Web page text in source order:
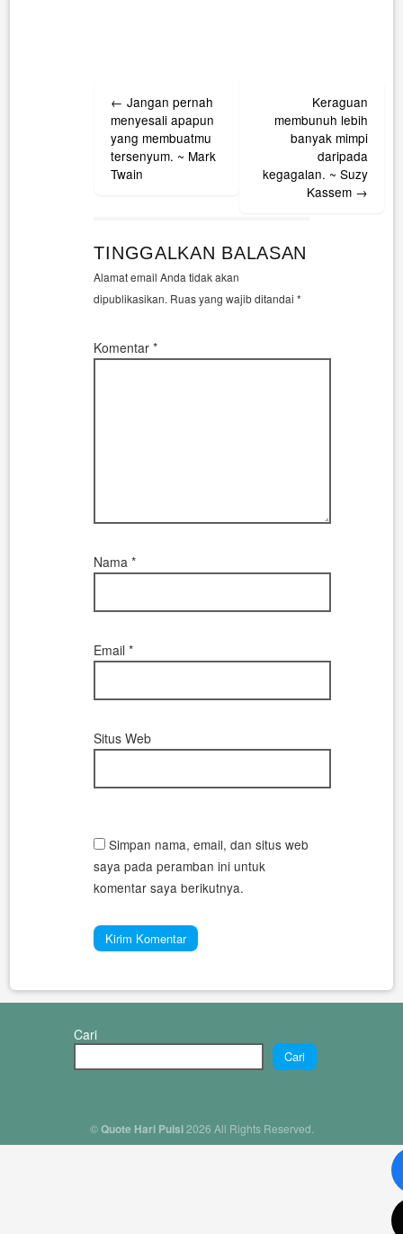
navigation
← Jangan pernah
menyesali apapun
yang membuatmu
tersenyum. ~ Mark
Twain
Keraguan
membunuh lebih
banyak mimpi
daripada
kegagalan. ~ Suzy
Kassem →
TINGGALKAN BALASAN
Alamat email Anda tidak akan
dipublikasikan. Ruas yang wajib ditandai*
Komentar*
Nama*
Email*
Situs Web
Simpan nama, email, dan situs web
saya pada peramban ini untuk
komentar saya berikutnya.
Cari
Cari
©Quote Hari Puisi2026 All Rights Reserved.